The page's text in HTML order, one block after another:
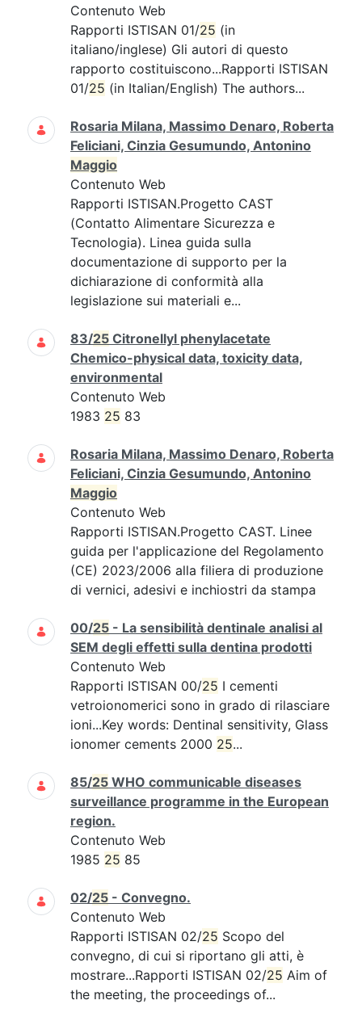
Contenuto Web
Rapporti ISTISAN 01/25 (in
italiano/inglese) Gli autori di questo
rapporto costituiscono...Rapporti ISTISAN
01/25 (in Italian/English) The authors...
Rosaria Milana, Massimo Denaro, Roberta
Feliciani, Cinzia Gesumundo, Antonino
Maggio
Contenuto Web
Rapporti ISTISAN.Progetto CAST
(Contatto Alimentare Sicurezza e
Tecnologia). Linea guida sulla
documentazione di supporto per la
dichiarazione di conformità alla
legislazione sui materiali e...
83/25 Citronellyl phenylacetate
Chemico-physical data, toxicity data,
environmental
Contenuto Web
1983 25 83
Rosaria Milana, Massimo Denaro, Roberta
Feliciani, Cinzia Gesumundo, Antonino
Maggio
Contenuto Web
Rapporti ISTISAN.Progetto CAST. Linee
guida per l'applicazione del Regolamento
(CE) 2023/2006 alla filiera di produzione
di vernici, adesivi e inchiostri da stampa
00/25 - La sensibilità dentinale analisi al
SEM degli effetti sulla dentina prodotti
Contenuto Web
Rapporti ISTISAN 00/25 I cementi
vetroionomerici sono in grado di rilasciare
ioni...Key words: Dentinal sensitivity, Glass
ionomer cements 2000 25...
85/25 WHO communicable diseases
surveillance programme in the European
region.
Contenuto Web
1985 25 85
02/25 - Convegno.
Contenuto Web
Rapporti ISTISAN 02/25 Scopo del
convegno, di cui si riportano gli atti, è
mostrare...Rapporti ISTISAN 02/25 Aim of
the meeting, the proceedings of...